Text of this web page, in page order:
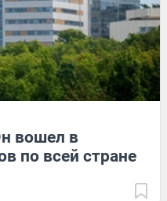
вошел в
по всей стране